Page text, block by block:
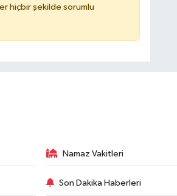
hiçbir şekilde sorumlu
Namaz Vakitleri
Son Dakika Haberleri